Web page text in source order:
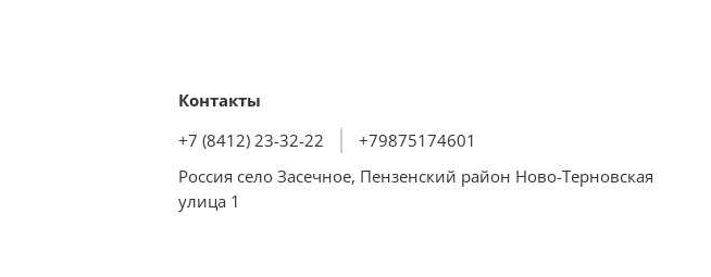
Контакты
+7 (8412) 23-32-22
+79875174601
Россия село Засечное, Пензенский район Ново-Терновская
улица 1